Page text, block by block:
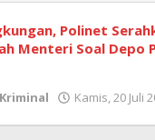
Polinet
Menteri Soal Depo
Kamis, 20 Juli